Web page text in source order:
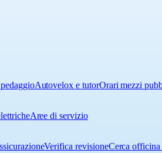
Autovelox e tutorOrari mezzi
Aree di servizio
Verifica revisioneCerca officina